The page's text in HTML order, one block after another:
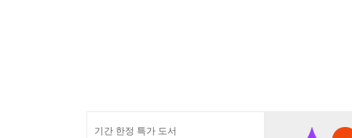
기간 한정 특가 도서